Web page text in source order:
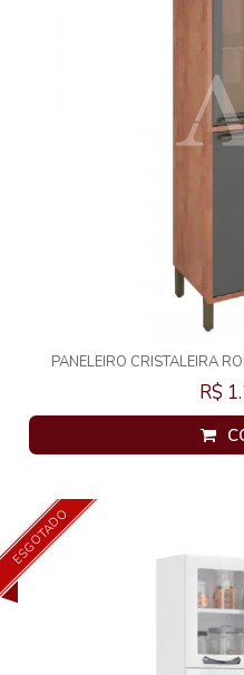
PANELEIRO CRISTALEIRA
R$
ESGOTADO